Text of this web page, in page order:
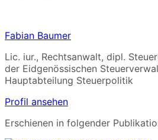
Fabian Baumer
Lic. iur., Rechtsanwalt, dipl.
der Eidgenössischen
Hauptabteilung Steuerpolitik
Profil ansehen
Erschienen in folgender